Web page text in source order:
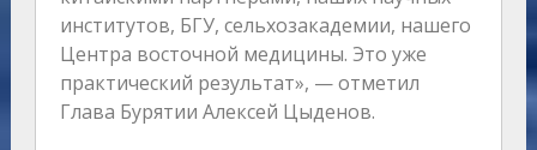
институтов, БГУ, сельхозакадемии, нашего
Центра восточной медицины. Это уже
практический результат», — отметил
Глава Бурятии Алексей Цыденов.